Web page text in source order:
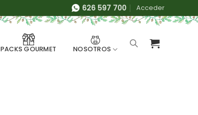
626 597 700 Acceder
PACKS GOURMET NOSOTROS